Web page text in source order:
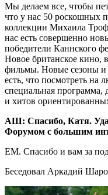
Мы делаем все, чтобы
что у нас 50 роскошных
коллекции Михаила
нас есть совершенно
победители Каннского
Новое британское кино,
фильмы. Новые сезоны и
есть, что посмотреть на
специальная программа,
и хитов
АШ: Спасибо, Катя.
Форумом с большим
ЕМ. Спасибо и вам за
Беседовал Аркадий